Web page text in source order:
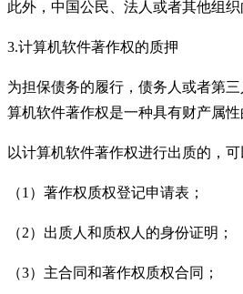
此外，中国公民、法人或者其他组
3.计算机软件著作权的质押
为担保债务的履行，债务人或者第
算机软件著作权是一种具有财产属
以计算机软件著作权进行出质的，
（1 ）著作权质权登记申请表；
（2）出质人和质权人的身份证明；
（3）主合同和著作权质权合同；